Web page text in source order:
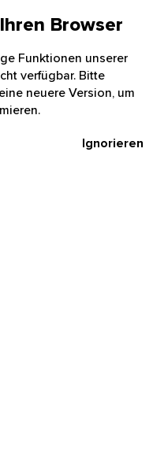
Browser
Funktionen unserer
verfügbar. Bitte
neuere Version, um
Ignorieren